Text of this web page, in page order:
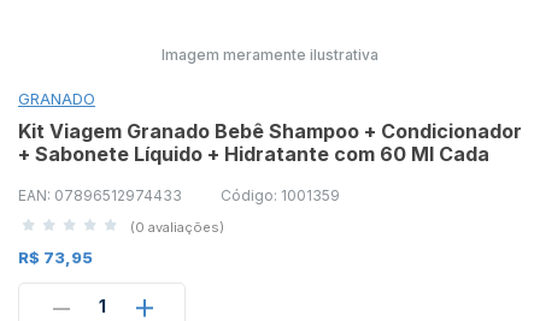
Imagem meramente ilustrativa
GRANADO
Kit Viagem Granado Bebê Shampoo + Condicionador
+ Sabonete Líquido + Hidratante com 60 Ml Cada
EAN: 07896512974433 Código: 1001359
(0 avaliações)
R$ 73,95
1